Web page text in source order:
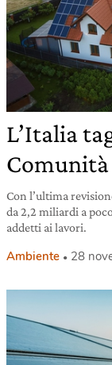
L’Italia
Con l’ultima
da 2,2 miliardi a
addetti ai lavori.
Ambiente 28